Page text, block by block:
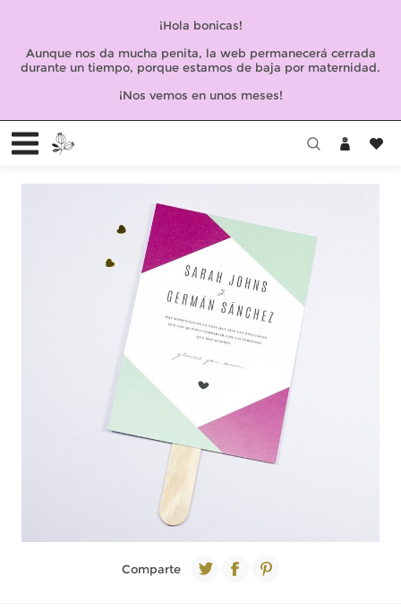
¡Hola bonicas!
Aunque nos da mucha penita, la web permanecerá cerrada
durante un tiempo, porque estamos de baja por maternidad.
¡Nos vemos en unos meses!
Comparte